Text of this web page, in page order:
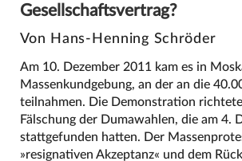
Gesellschaftsvertrag?
Von Hans-Henning Schröder
Am 10. Dezember 2011 kam es in
Massenkundgebung, an der an die
teilnahmen. Die Demonstration
Fälschung der Dumawahlen, die am 4.
stattgefunden hatten. Der
»resignativen Akzeptanz« und dem